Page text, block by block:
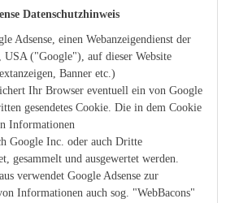
Datenschutzhinweis
Adsense, einen Webanzeigendienst der
USA ("Google"), auf dieser Website
Banner etc.)
Ihr Browser eventuell ein von Google
gesendetes Cookie. Die in dem Cookie
Informationen
Google Inc. oder auch Dritte
gesammelt und ausgewertet werden.
verwendet Google Adsense zur
Informationen auch sog. "WebBacons"